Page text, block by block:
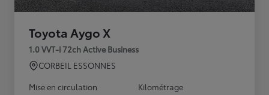
Toyota Aygo X
1.0 VVT-i 72ch Active Business
CORBEIL ESSONNES
Mise en circulation
Kilométrage